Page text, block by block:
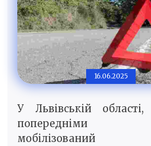
16.06.2025
У Львівській
попередніми
мобілізований